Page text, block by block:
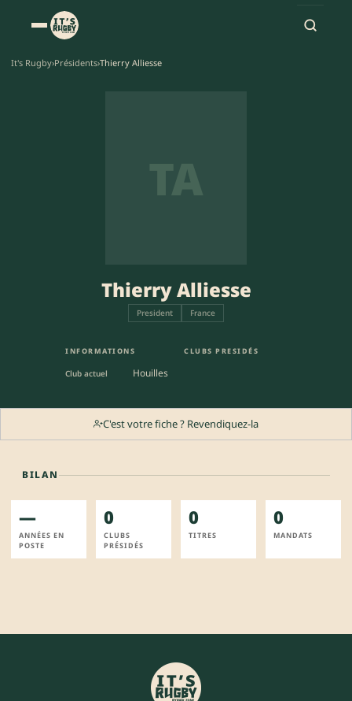
It's Rugby›Présidents›Thierry Alliesse
TA
Thierry Alliesse
President France
INFORMATIONS
Club actuel Houilles
CLUBS PRESIDÉS
C'est votre fiche ? Revendiquez-la
BILAN
—
ANNÉES EN
POSTE
0
CLUBS
PRÉSIDÉS
0
TITRES
0
MANDATS